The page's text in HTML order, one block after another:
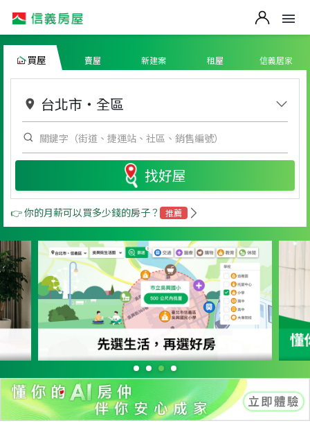
買屋 賣屋 新建案 租屋 信義居家
台北市 ・ 全區
找好屋
👉 你的月薪可以買多少錢的房子？ 推薦